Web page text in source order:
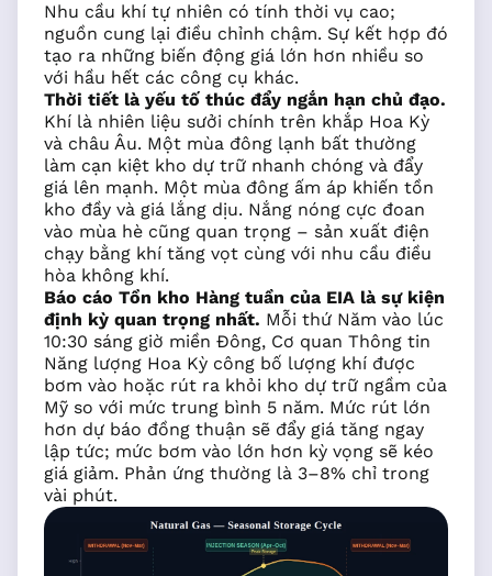
Nhu cầu khí tự nhiên có tính thời vụ cao;
nguồn cung lại điều chỉnh chậm. Sự kết hợp đó
tạo ra những biến động giá lớn hơn nhiều so
với hầu hết các công cụ khác.
Thời tiết là yếu tố thúc đẩy ngắn hạn chủ đạo.
Khí là nhiên liệu sưởi chính trên khắp Hoa Kỳ
và châu Âu. Một mùa đông lạnh bất thường
làm cạn kiệt kho dự trữ nhanh chóng và đẩy
giá lên mạnh. Một mùa đông ấm áp khiến tồn
kho đầy và giá lắng dịu. Nắng nóng cực đoan
vào mùa hè cũng quan trọng – sản xuất điện
chạy bằng khí tăng vọt cùng với nhu cầu điều
hòa không khí.
Báo cáo Tồn kho Hàng tuần của EIA là sự kiện
định kỳ quan trọng nhất. Mỗi thứ Năm vào lúc
10:30 sáng giờ miền Đông, Cơ quan Thông tin
Năng lượng Hoa Kỳ công bố lượng khí được
bơm vào hoặc rút ra khỏi kho dự trữ ngầm của
Mỹ so với mức trung bình 5 năm. Mức rút lớn
hơn dự báo đồng thuận sẽ đẩy giá tăng ngay
lập tức; mức bơm vào lớn hơn kỳ vọng sẽ kéo
giá giảm. Phản ứng thường là 3–8% chỉ trong
vài phút.